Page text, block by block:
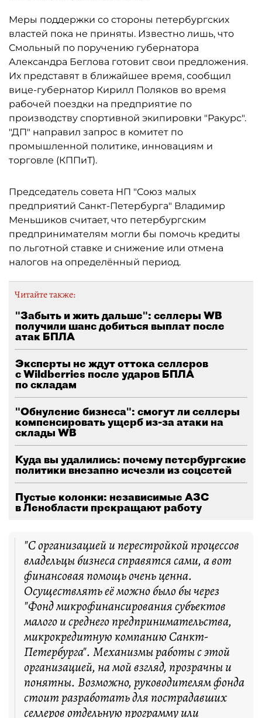
Меры поддержки со стороны петербургских
властей пока не приняты. Известно лишь, что
Смольный по поручению губернатора
Александра Беглова готовит свои предложения.
Их представят в ближайшее время, сообщил
вице-губернатор Кирилл Поляков во время
рабочей поездки на предприятие по
производству спортивной экипировки "Ракурс".
"ДП" направил запрос в комитет по
промышленной политике, инновациям и
торговле (КППиТ).
Председатель совета НП "Союз малых
предприятий Санкт-Петербурга" Владимир
Меньшиков считает, что петербургским
предпринимателям могли бы помочь кредиты
по льготной ставке и снижение или отмена
налогов на определённый период.
Читайте также:
"Забыть и жить дальше": селлеры WB
получили шанс добиться выплат после
атак БПЛА
Эксперты не ждут оттока селлеров
с Wildberries после ударов БПЛА
по складам
"Обнуление бизнеса": смогут ли селлеры
компенсировать ущерб из-за атаки на
склады WB
Куда вы удалились: почему петербургские
политики внезапно исчезли из соцсетей
Пустые колонки: независимые АЗС
в Ленобласти прекращают работу
"С организацией и перестройкой процессов
владельцы бизнеса справятся сами, а вот
финансовая помощь очень ценна.
Осуществлять её можно было бы через
"Фонд микрофинансирования субъектов
малого и среднего предпринимательства,
микрокредитную компанию Санкт-
Петербурга". Механизмы работы с этой
организацией, на мой взгляд, прозрачны и
понятны. Возможно, руководителям фонда
стоит разработать для пострадавших
селлеров отдельную программу или